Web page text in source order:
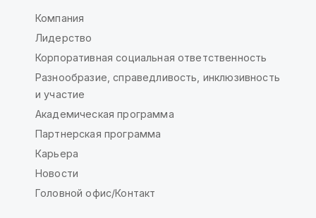
Компания
Лидерство
Корпоративная социальная ответственность
Разнообразие, справедливость, инклюзивность
и участие
Академическая программа
Партнерская программа
Карьера
Новости
Головной офис/Контакт